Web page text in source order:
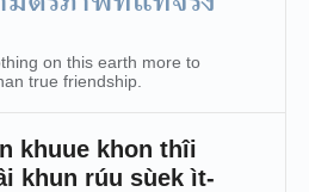
on this earth more to
true friendship.
khuue khon thîi
khun rúu sùek ìt-